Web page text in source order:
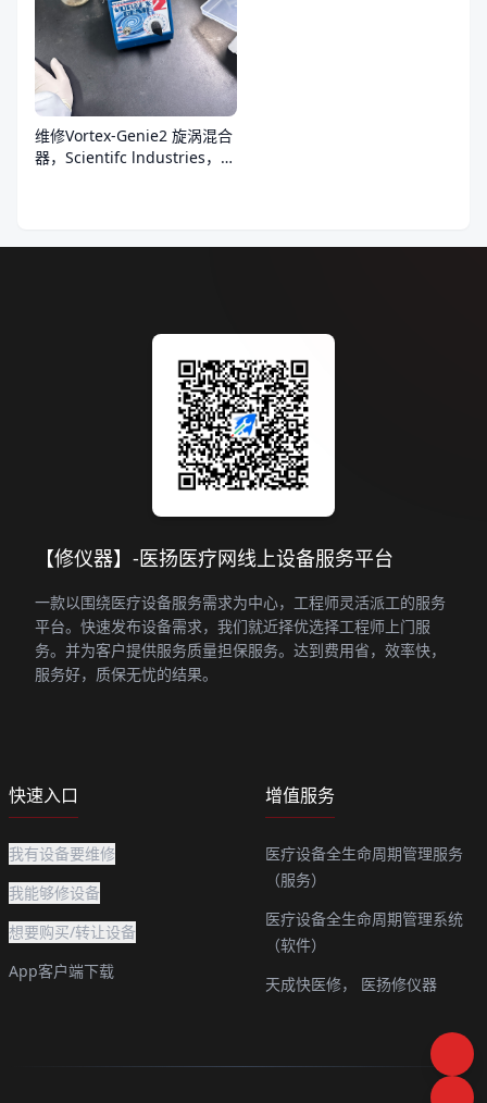
维修Vortex-Genie2 旋涡混合
器，Scientifc lndustries，
【修仪器】-医扬医疗网线上设备服务平台
一款以围绕医疗设备服务需求为中心，工程师灵活派工的服务
平台。快速发布设备需求，我们就近择优选择工程师上门服
务。并为客户提供服务质量担保服务。达到费用省，效率快，
服务好，质保无忧的结果。
快速入口
我有设备要维修
我能够修设备
想要购买/转让设备
App客户端下载
增值服务
医疗设备全生命周期管理服务
（服务）
医疗设备全生命周期管理系统
（软件）
天成快医修，
医扬修仪器